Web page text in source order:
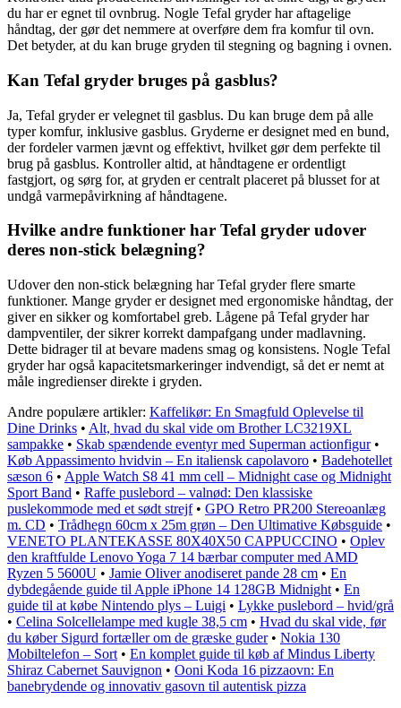
du har er egnet til ovnbrug. Nogle Tefal gryder har aftagelige
håndtag, der gør det nemmere at overføre dem fra komfur til ovn.
Det betyder, at du kan bruge gryden til stegning og bagning i ovnen.
Kan Tefal gryder bruges på gasblus?
Ja, Tefal gryder er velegnet til gasblus. Du kan bruge dem på alle
typer komfur, inklusive gasblus. Gryderne er designet med en bund,
der fordeler varmen jævnt og effektivt, hvilket gør dem perfekte til
brug på gasblus. Kontroller altid, at håndtagene er ordentligt
fastgjort, og sørg for, at gryden er centralt placeret på blusset for at
undgå varmepåvirkning af håndtagene.
Hvilke andre funktioner har Tefal gryder udover
deres non-stick belægning?
Udover den non-stick belægning har Tefal gryder flere smarte
funktioner. Mange gryder er designet med ergonomiske håndtag, der
giver en sikker og komfortabel greb. Lågene på Tefal gryder har
dampventiler, der sikrer korrekt dampafgang under madlavning.
Dette bidrager til at bevare madens smag og konsistens. Nogle Tefal
gryder har også kapacitetsmarkeringer indvendigt, så det er nemt at
måle ingredienser direkte i gryden.
Andre populære artikler: Kaffelikør: En Smagfuld Oplevelse til
Dine Drinks • Alt, hvad du skal vide om Brother LC3219XL
sampakke • Skab spændende eventyr med Superman actionfigur•
Køb Appassimento hvidvin – En italiensk capolavoro • Badehotellet
sæson 6 • Apple Watch S8 41 mm cell – Midnight case og Midnight
Sport Band • Raffe puslebord – valnød: Den klassiske
puslekommode med et sødt strejf• GPO Retro PR200 Stereoanlæg
m. CD • Trådhegn 60cm x 25m grøn – Den Ultimative Købsguide •
VENETO PLANTEKASSE 80X40X50 CAPPUCCINO • Oplev
den kraftfulde Lenovo Yoga 7 14 bærbar computer med AMD
Ryzen 5 5600U • Jamie Oliver anodiseret pande 28 cm • En
dybdegående guide til Apple iPhone 14 128GB Midnight • En
guide til at købe Nintendo plys – Luigi • Lykke puslebord – hvid/grå
• Celina Solcellelampe med kugle 38,5 cm • Hvad du skal vide, før
du køber Sigurd fortæller om de græske guder• Nokia 130
Mobiltelefon – Sort • En komplet guide til køb af Mindus Liberty
Shiraz Cabernet Sauvignon • Ooni Koda 16 pizzaovn: En
banebrydende og innovativ gasovn til autentisk pizza